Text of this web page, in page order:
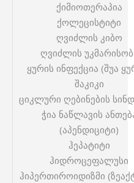
ქიმიოთერაპია
ქოლეცისტიტი
ღვიძლის კიბო
ღვიძლის
ყურის ინფექცია (შუა
შაკიკი
ციკლური ღებინების
ჭია ნაწლავის
(აპენდიციტი)
ჰეპატიტი
ჰიდროცეფალუსი
ჰიპერთიროიდიზმი